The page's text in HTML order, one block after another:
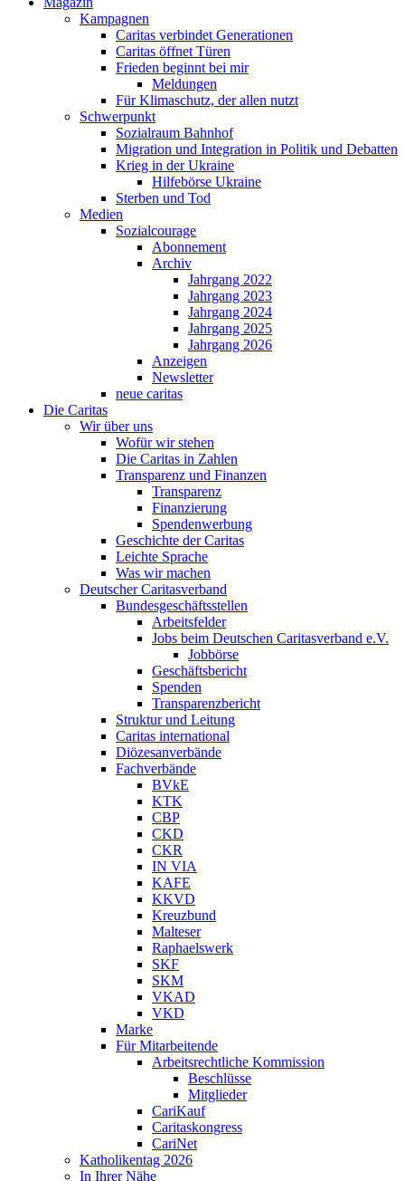
Kampagnen
Caritas verbindet Generationen
Caritas öffnet Türen
Frieden beginnt bei mir
Meldungen
Für Klimaschutz, der allen nutzt
Schwerpunkt
Sozialraum Bahnhof
Migration und Integration in Politik und Debatten
Krieg in der Ukraine
Hilfebörse Ukraine
Sterben und Tod
Medien
Sozialcourage
Abonnement
Archiv
Jahrgang 2022
Jahrgang 2023
Jahrgang 2024
Jahrgang 2025
Jahrgang 2026
Anzeigen
Newsletter
neue caritas
Die Caritas
Wir über uns
Wofür wir stehen
Die Caritas in Zahlen
Transparenz und Finanzen
Transparenz
Finanzierung
Spendenwerbung
Geschichte der Caritas
Leichte Sprache
Was wir machen
Deutscher Caritasverband
Bundesgeschäftsstellen
Arbeitsfelder
Jobs beim Deutschen Caritasverband e.V.
Jobbörse
Geschäftsbericht
Spenden
Transparenzbericht
Struktur und Leitung
Caritas international
Diözesanverbände
Fachverbände
BVkE
KTK
CBP
CKD
CKR
IN VIA
KAFE
KKVD
Kreuzbund
Malteser
Raphaelswerk
SKF
SKM
VKAD
VKD
Marke
Für Mitarbeitende
Arbeitsrechtliche Kommission
Beschlüsse
Mitglieder
CariKauf
Caritaskongress
CariNet
Katholikentag 2026
In Ihrer Nähe